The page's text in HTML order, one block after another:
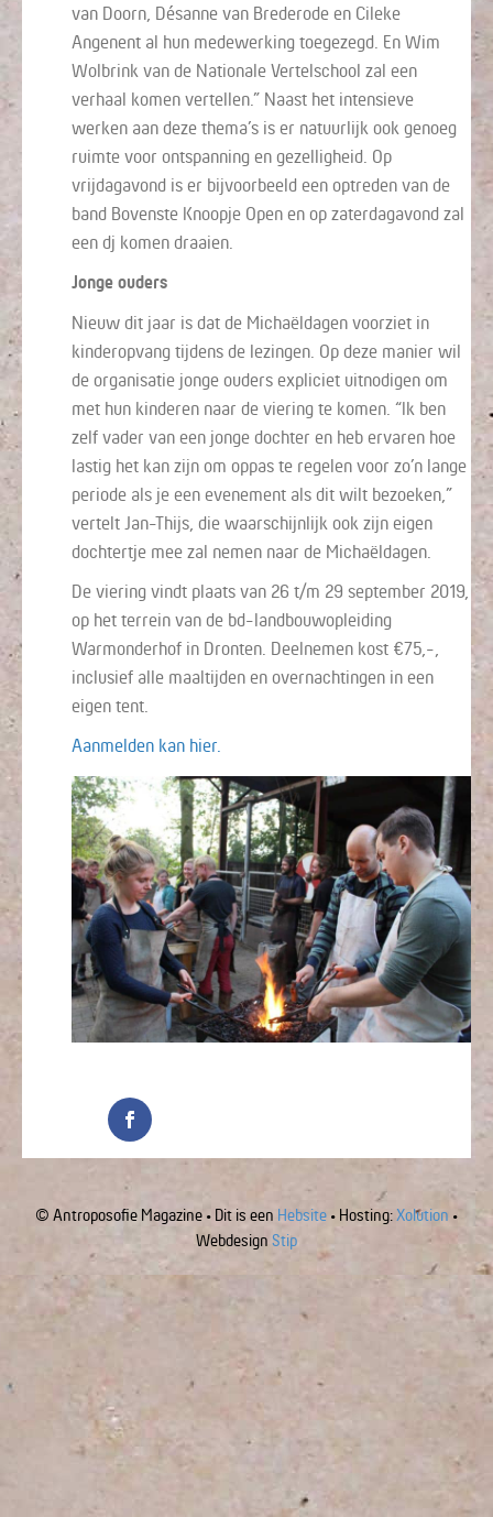
van Doorn, Désanne van Brederode en Cileke
Angenent al hun medewerking toegezegd. En Wim
Wolbrink van de Nationale Vertelschool zal een
verhaal komen vertellen.” Naast het intensieve
werken aan deze thema’s is er natuurlijk ook genoeg
ruimte voor ontspanning en gezelligheid. Op
vrijdagavond is er bijvoorbeeld een optreden van de
band Bovenste Knoopje Open en op zaterdagavond zal
een dj komen draaien.
Jonge ouders
Nieuw dit jaar is dat de Michaëldagen voorziet in
kinderopvang tijdens de lezingen. Op deze manier wil
de organisatie jonge ouders expliciet uitnodigen om
met hun kinderen naar de viering te komen. “Ik ben
zelf vader van een jonge dochter en heb ervaren hoe
lastig het kan zijn om oppas te regelen voor zo’n lange
periode als je een evenement als dit wilt bezoeken,”
vertelt Jan-Thijs, die waarschijnlijk ook zijn eigen
dochtertje mee zal nemen naar de Michaëldagen.
De viering vindt plaats van 26 t/m 29 september 2019,
op het terrein van de bd-landbouwopleiding
Warmonderhof in Dronten. Deelnemen kost €75,-,
inclusief alle maaltijden en overnachtingen in een
eigen tent.
Aanmelden kan hier.
© Antroposofie Magazine • Dit is een Hebsite • Hosting: Xolution •
Webdesign Stip